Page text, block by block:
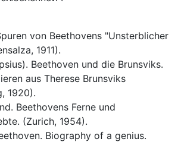
von Beethovens "Unsterblicher
1911).
Beethoven und die Brunsviks.
aus Therese Brunsviks
1920).
Beethovens Ferne und
(Zurich, 1954).
Biography of a genius.